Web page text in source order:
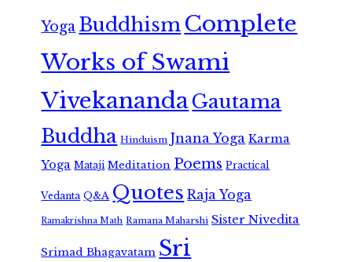
Yoga Buddhism Complete
Works of Swami
VivekanandaGautama
Buddha Hinduism Jnana Yoga Karma
Yoga Mataji Meditation Poems Practical
Vedanta Q&A Quotes Raja Yoga
Ramakrishna Math Ramana Maharshi Sister Nivedita
Srimad Bhagavatam Sri